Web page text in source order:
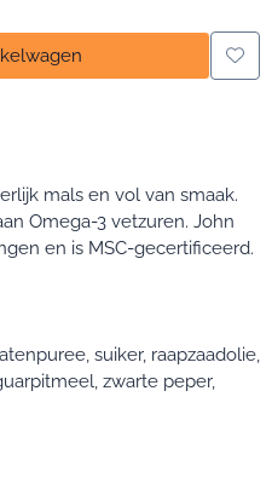
mals en vol van smaak.
Omega-3 vetzuren. John
en is MSC-gecertificeerd.
suiker, raapzaadolie,
zwarte peper,